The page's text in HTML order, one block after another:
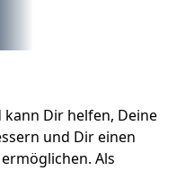
Dir helfen, Deine
und Dir einen
Als